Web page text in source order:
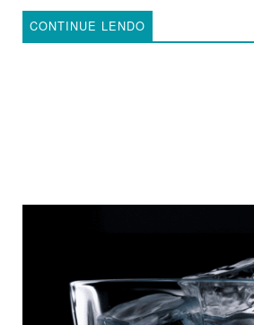
CONTINUE LENDO